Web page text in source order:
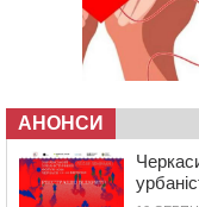
Черкаські
першості
На Уманщині
18:30 У Єрках
стрільцем
17:29 Апеляційний
АНОНСИ